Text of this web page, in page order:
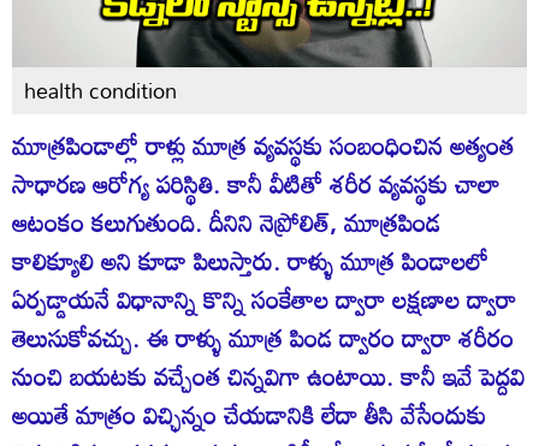
health condition
మూత్రపిండాల్లో రాళ్లు మూత్ర వ్యవస్థకు సంబంధించిన అత్యంత
సాధారణ ఆరోగ్య పరిస్థితి. కానీ వీటితో శరీర వ్యవస్థకు చాలా
ఆటంకం కలుగుతుంది. దీనిని నెప్రోలిత్, మూత్రపిండ
కాలిక్యూలి అని కూడా పిలుస్తారు. రాళ్ళు మూత్ర పిండాలలో
ఏర్పడ్డాయనే విధానాన్ని కొన్ని సంకేతాల ద్వారా లక్షణాల ద్వారా
తెలుసుకోవచ్చు. ఈ రాళ్ళు మూత్ర పిండ ద్వారం ద్వారా శరీరం
నుంచి బయటకు వచ్చేంత చిన్నవిగా ఉంటాయి. కానీ ఇవే పెద్దవి
అయితే మాత్రం విచ్ఛిన్నం చేయడానికి లేదా తీసి వేసేందుకు